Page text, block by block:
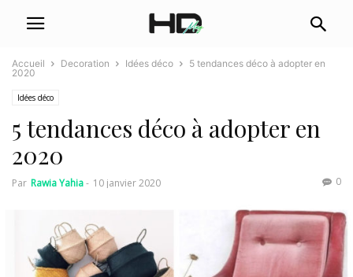
Accueil Decoration Idées déco
5 tendances déco à adopter en
2020
Idées déco
5 tendances déco à adopter en
2020
Par Rawia Yahia- 10 janvier 2020 0